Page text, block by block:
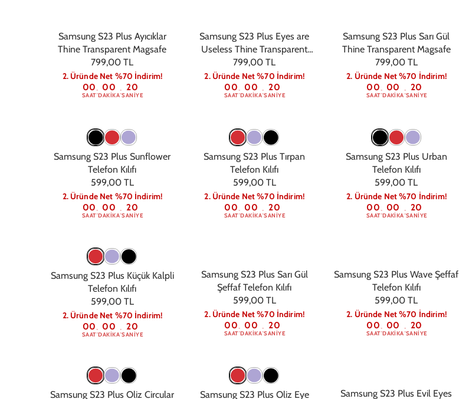
Samsung S23 Plus Ayıcıklar
Thine Transparent Magsafe
799,00 TL
2. Üründe Net %70 İndirim!
00
SAAT: 00
DAKIKA: 19
SANIYE
Samsung S23 Plus Eyes are
Useless Thine Transparent
Magsafe
799,00 TL
2. Üründe Net %70 İndirim!
00
SAAT: 00
DAKIKA: 19
SANIYE
Samsung S23 Plus Sarı Gül
Thine Transparent Magsafe
799,00 TL
2. Üründe Net %70 İndirim!
00
SAAT: 00
DAKIKA: 19
SANIYE
Samsung S23 Plus Sunflower
Telefon Kılıfı
599,00 TL
2. Üründe Net %70 İndirim!
00
SAAT: 00
DAKIKA: 19
SANIYE
Samsung S23 Plus Tırpan
Telefon Kılıfı
599,00 TL
2. Üründe Net %70 İndirim!
00
SAAT: 00
DAKIKA: 19
SANIYE
Samsung S23 Plus Urban
Telefon Kılıfı
599,00 TL
2. Üründe Net %70 İndirim!
00
SAAT: 00
DAKIKA: 19
SANIYE
Samsung S23 Plus Küçük Kalpli
Telefon Kılıfı
599,00 TL
2. Üründe Net %70 İndirim!
00
SAAT: 00
DAKIKA: 19
SANIYE
Samsung S23 Plus Sarı Gül
Şeffaf Telefon Kılıfı
599,00 TL
2. Üründe Net %70 İndirim!
00
SAAT: 00
DAKIKA: 19
SANIYE
Samsung S23 Plus Wave Şeffaf
Telefon Kılıfı
599,00 TL
2. Üründe Net %70 İndirim!
00
SAAT: 00
DAKIKA: 19
SANIYE
Samsung S23 Plus Oliz Circular
Samsung S23 Plus Oliz Eye
Samsung S23 Plus Evil Eyes